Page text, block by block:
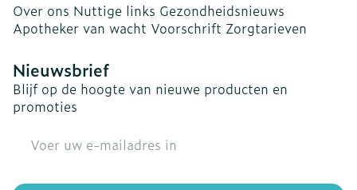
Over ons Nuttige links Gezondheidsnieuws
Apotheker van wacht Voorschrift Zorgtarieven
Nieuwsbrief
Blijf op de hoogte van nieuwe producten en
promoties